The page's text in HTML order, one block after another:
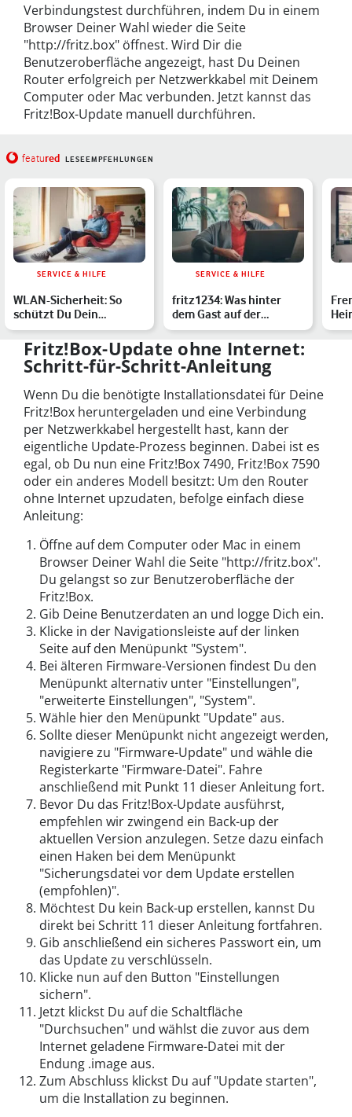
Verbindungstest durchführen, indem Du in einem
Browser Deiner Wahl wieder die Seite
"http://fritz.box" öffnest. Wird Dir die
Benutzeroberfläche angezeigt, hast Du Deinen
Router erfolgreich per Netzwerkkabel mit Deinem
Computer oder Mac verbunden. Jetzt kannst das
Fritz!Box-Update manuell durchführen.
featured LESEEMPFEHLUNGEN
SERVICE & HILFE
WLAN-Sicherheit: So
schützt Du Dein
Heimnetzwerk optimal
SERVICE & HILFE
fritz1234: Was hinter
dem Gast auf der
FRITZ!Box steckt & wie
Du …
Fritz!Box-Update ohne Internet:
Schritt-für-Schritt-Anleitung
Wenn Du die benötigte Installationsdatei für Deine
Fritz!Box heruntergeladen und eine Verbindung
per Netzwerkkabel hergestellt hast, kann der
eigentliche Update-Prozess beginnen. Dabei ist es
egal, ob Du nun eine Fritz!Box 7490, Fritz!Box 7590
oder ein anderes Modell besitzt: Um den Router
ohne Internet upzudaten, befolge einfach diese
Anleitung:
Öffne auf dem Computer oder Mac in einem
Browser Deiner Wahl die Seite "http://fritz.box".
Du gelangst so zur Benutzeroberfläche der
Fritz!Box.
Gib Deine Benutzerdaten an und logge Dich ein.
Klicke in der Navigationsleiste auf der linken
Seite auf den Menüpunkt "System".
Bei älteren Firmware-Versionen findest Du den
Menüpunkt alternativ unter "Einstellungen",
"erweiterte Einstellungen", "System".
Wähle hier den Menüpunkt "Update" aus.
Sollte dieser Menüpunkt nicht angezeigt werden,
navigiere zu "Firmware-Update" und wähle die
Registerkarte "Firmware-Datei". Fahre
anschließend mit Punkt 11 dieser Anleitung fort.
Bevor Du das Fritz!Box-Update ausführst,
empfehlen wir zwingend ein Back-up der
aktuellen Version anzulegen. Setze dazu einfach
einen Haken bei dem Menüpunkt
"Sicherungsdatei vor dem Update erstellen
(empfohlen)".
Möchtest Du kein Back-up erstellen, kannst Du
direkt bei Schritt 11 dieser Anleitung fortfahren.
Gib anschließend ein sicheres Passwort ein, um
das Update zu verschlüsseln.
Klicke nun auf den Button "Einstellungen
sichern".
Jetzt klickst Du auf die Schaltfläche
"Durchsuchen" und wählst die zuvor aus dem
Internet geladene Firmware-Datei mit der
Endung .image aus.
Zum Abschluss klickst Du auf "Update starten",
um die Installation zu beginnen.